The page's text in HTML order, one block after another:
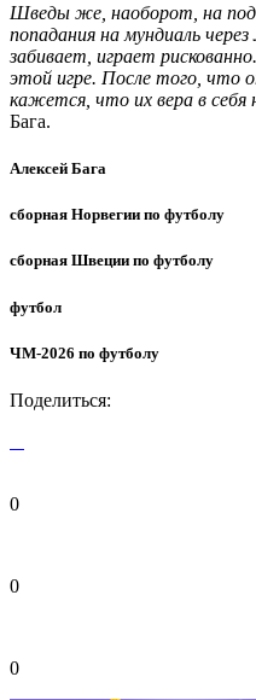
Шведы же, наоборот, на
попадания на мундиаль
забивает, играет
этой игре. После того, что
кажется, что их вера в себя
Бага.
Алексей Бага
сборная Норвегии по футболу
сборная Швеции по футболу
футбол
ЧМ-2026 по футболу
Поделиться:
0
0
0